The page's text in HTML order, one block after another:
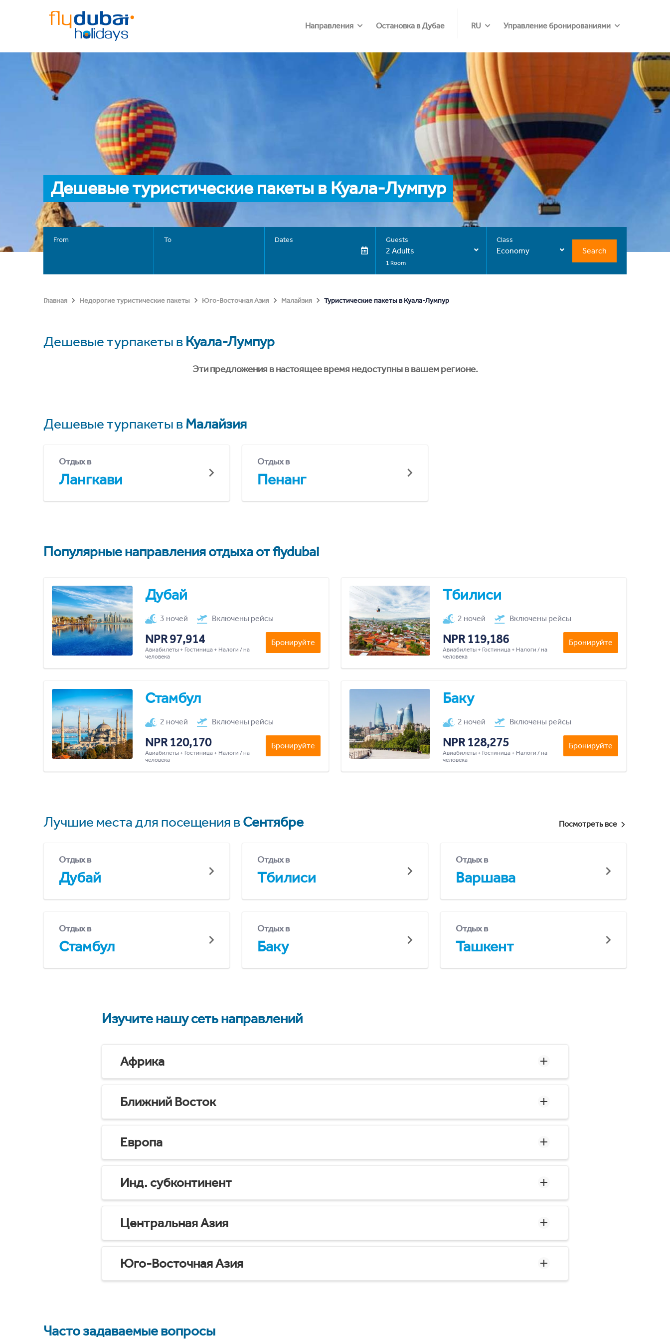
Направления Остановка в Дубае RU Управление бронированиями
Дешевые туристические пакеты в Куала-Лумпур
From To Dates Guests
2 Adults
1 Room
Class
Economy Search
Главная Недорогие туристические пакеты Юго-Восточная Азия Малайзия Туристические пакеты в Куала-Лумпур
Дешевые турпакеты в Куала-Лумпур
Эти предложения в настоящее время недоступны в вашем регионе.
Дешевые турпакеты вМалайзия
Отдых в
Лангкави
Отдых в
Пенанг
Популярные направления отдыха от flydubai
Дубай
3 ночей Включены рейсы
NPR 97,914
Авиабилеты + Гостиница + Налоги / на
человека
Бронируйте
Тбилиси
2 ночей Включены рейсы
NPR 119,186
Авиабилеты + Гостиница + Налоги / на
человека
Бронируйте
Стамбул
2 ночей Включены рейсы
NPR 120,170
Авиабилеты + Гостиница + Налоги / на
человека
Бронируйте
Баку
2 ночей Включены рейсы
NPR 128,275
Авиабилеты + Гостиница + Налоги / на
человека
Бронируйте
Лучшие места для посещения вСентябре Посмотреть все
Отдых в
Дубай
Отдых в
Тбилиси
Отдых в
Варшава
Отдых в
Стамбул
Отдых в
Баку
Отдых в
Ташкент
Изучите нашу сеть направлений
Африка
Ближний Восток
Европа
Инд. субконтинент
Центральная Азия
Юго-Восточная Азия
Часто задаваемые вопросы